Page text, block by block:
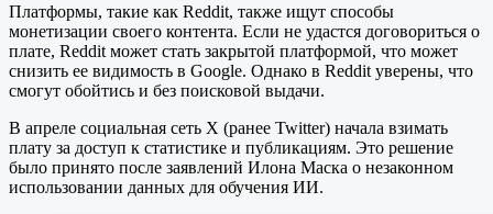
Платформы, такие как Reddit, также ищут способы
монетизации своего контента. Если не удастся договориться о
плате, Reddit может стать закрытой платформой, что может
снизить ее видимость в Google. Однако в Reddit уверены, что
смогут обойтись и без поисковой выдачи.
В апреле социальная сеть X (ранее Twitter) начала взимать
плату за доступ к статистике и публикациям. Это решение
было принято после заявлений Илона Маска о незаконном
использовании данных для обучения ИИ.